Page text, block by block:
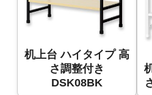
机上台 ハイタイプ 高
さ調整付き
DSK08BK